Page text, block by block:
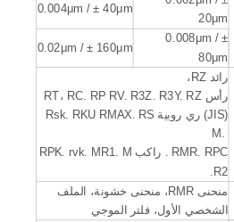
20μm
0.004μm / ± 40μm
0.008μm / ±
80μm
0.02μm / ± 160μm
رائد RZ،
رأس RT، RC. RP RV. R3Z. R3Y. RZ
(JIS) ري روبية Rsk. RKU RMAX. RS
M.
RMR. RPC. راكب RPK. rvk. MR1. M
R2.
منحنى RMR، منحنى خشونة، الملف
الشخصي الأول، فلتر الموجي